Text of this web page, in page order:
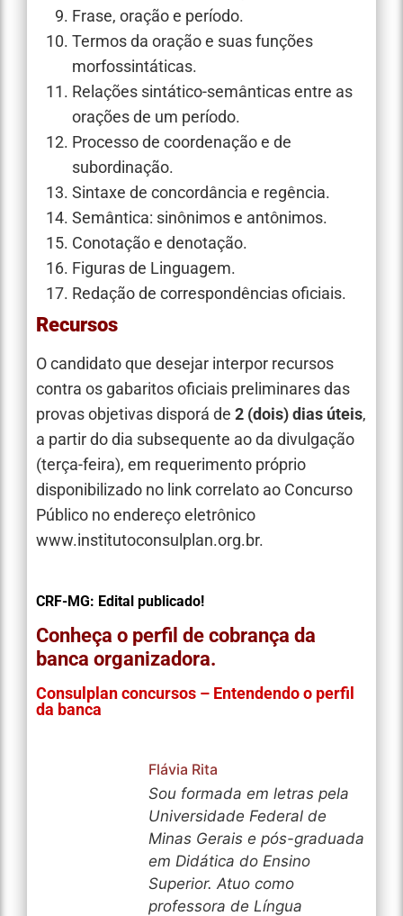
Frase, oração e período.
Termos da oração e suas funções
morfossintáticas.
Relações sintático-semânticas entre as
orações de um período.
Processo de coordenação e de
subordinação.
Sintaxe de concordância e regência.
Semântica: sinônimos e antônimos.
Conotação e denotação.
Figuras de Linguagem.
Redação de correspondências oficiais.
Recursos
O candidato que desejar interpor recursos
contra os gabaritos oficiais preliminares das
provas objetivas disporá de 2 (dois) dias úteis,
a partir do dia subsequente ao da divulgação
(terça-feira), em requerimento próprio
disponibilizado no link correlato ao Concurso
Público no endereço eletrônico
www.institutoconsulplan.org.br.
CRF-MG: Edital publicado!
Conheça o perfil de cobrança da
banca organizadora.
Consulplan concursos – Entendendo o perfil
da banca
Flávia Rita
Sou formada em letras pela
Universidade Federal de
Minas Gerais e pós-graduada
em Didática do Ensino
Superior. Atuo como
professora de Língua